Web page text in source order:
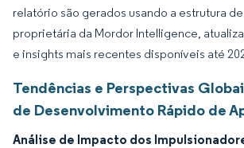
relatório são gerados usando a estrutura
proprietária da Mordor Intelligence,
e insights mais recentes disponíveis até
Tendências e Perspectivas
de Desenvolvimento Rápido de
Análise de Impacto dos